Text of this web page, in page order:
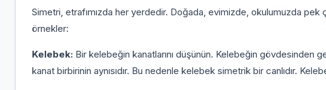
Simetri, etrafımızda her yerdedir. Doğada, evimizde, okulumuzda pek
örnekler:
Kelebek:Bir kelebeğin kanatlarını düşünün. Kelebeğin gövdesinden
kanat birbirinin aynısıdır. Bu nedenle kelebek simetrik bir canlıdır.